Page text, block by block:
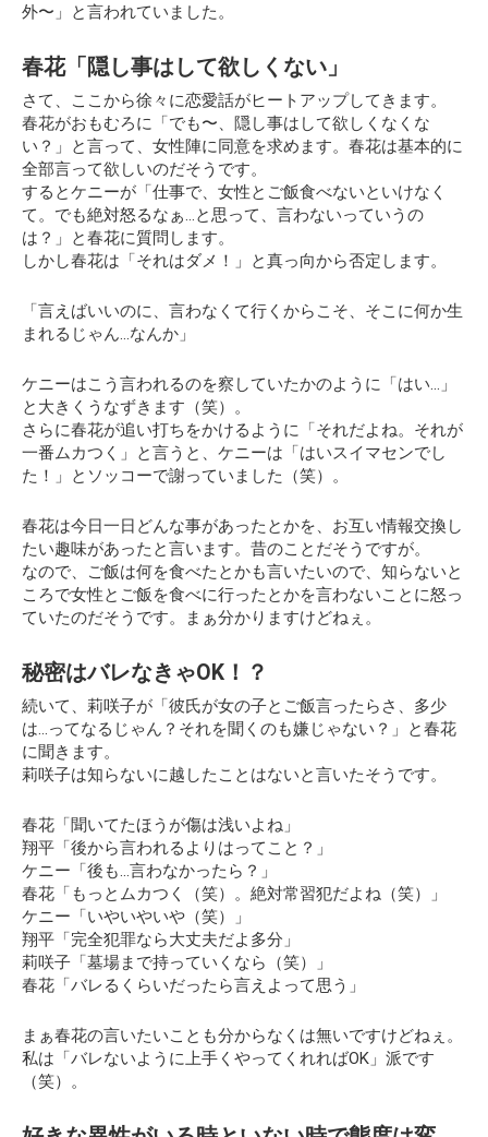
外〜」と言われていました。
春花「隠し事はして欲しくない」
さて、ここから徐々に恋愛話がヒートアップしてきます。
春花がおもむろに 「でも〜、隠し事はして欲しくなくな
い？」
と言って、女性陣に同意を求めます。春花は基本的に
全部言って欲しいのだそうです。
するとケニーが 「仕事で、女性とご飯食べないといけなく
て。でも絶対怒るなぁ…と思って、言わないっていうの
は？」
と春花に質問します。
しかし春花は「それはダメ！」と真っ向から否定します。
「言えばいいのに、言わなくて行くからこそ、そこに何か生
まれるじゃん…なんか」
ケニーはこう言われるのを察していたかのように 「はい…」
と大きくうなずきます（笑）。
さらに春花が追い打ちをかけるように「それだよね。それが
一番ムカつく」と言うと、ケニーは 「はいスイマセンでし
た！」
とソッコーで謝っていました（笑）。
春花は今日一日どんな事があったとかを、お互い情報交換し
たい趣味があったと言います。昔のことだそうですが。
なので、ご飯は何を食べたとかも言いたいので、知らないと
ころで女性とご飯を食べに行ったとかを言わないことに怒っ
ていたのだそうです。まぁ分かりますけどねぇ。
秘密はバレなきゃOK！？
続いて、莉咲子が 「彼氏が女の子とご飯言ったらさ、多少
は…ってなるじゃん？それを聞くのも嫌じゃない？」
と春花
に聞きます。
莉咲子は知らないに越したことはないと言いたそうです。
春花「聞いてたほうが傷は浅いよね」
翔平「後から言われるよりはってこと？」
ケニー「後も…言わなかったら？」
春花「もっとムカつく（笑）。絶対常習犯だよね（笑）」
ケニー「いやいやいや（笑）」
翔平「完全犯罪なら大丈夫だよ多分」
莉咲子「墓場まで持っていくなら（笑）」
春花「バレるくらいだったら言えよって思う」
まぁ春花の言いたいことも分からなくは無いですけどねぇ。
私は「バレないように上手くやってくれればOK」派です
（笑）。